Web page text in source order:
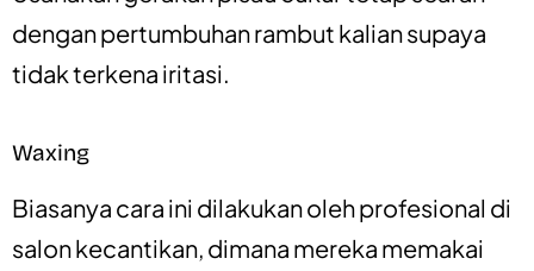
dengan pertumbuhan rambut kalian supaya
tidak terkena iritasi.
Waxing
Biasanya cara ini dilakukan oleh profesional di
salon kecantikan, dimana mereka memakai